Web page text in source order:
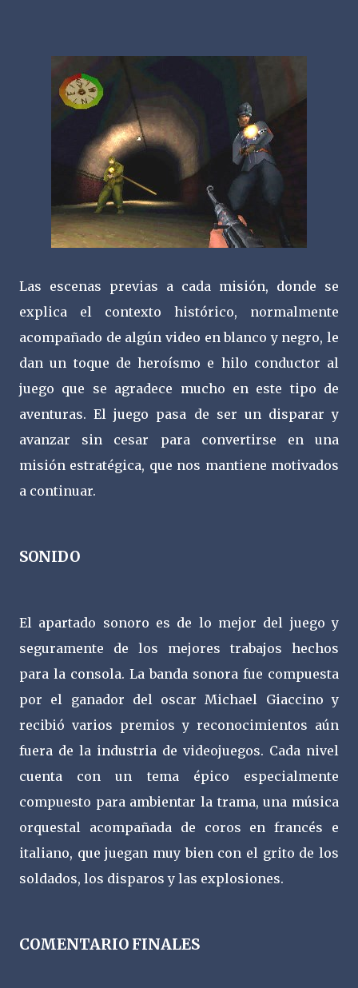
Las escenas previas a cada misión, donde se
explica el contexto histórico, normalmente
acompañado de algún video en blanco y negro, le
dan un toque de heroísmo e hilo conductor al
juego que se agradece mucho en este tipo de
aventuras. El juego pasa de ser un disparar y
avanzar sin cesar para convertirse en una
misión estratégica, que nos mantiene motivados
a continuar.
SONIDO
El apartado sonoro es de lo mejor del juego y
seguramente de los mejores trabajos hechos
para la consola. La banda sonora fue compuesta
por el ganador del oscar Michael Giaccino y
recibió varios premios y reconocimientos aún
fuera de la industria de videojuegos. Cada nivel
cuenta con un tema épico especialmente
compuesto para ambientar la trama, una música
orquestal acompañada de coros en francés e
italiano, que juegan muy bien con el grito de los
soldados, los disparos y las explosiones.
COMENTARIO FINALES